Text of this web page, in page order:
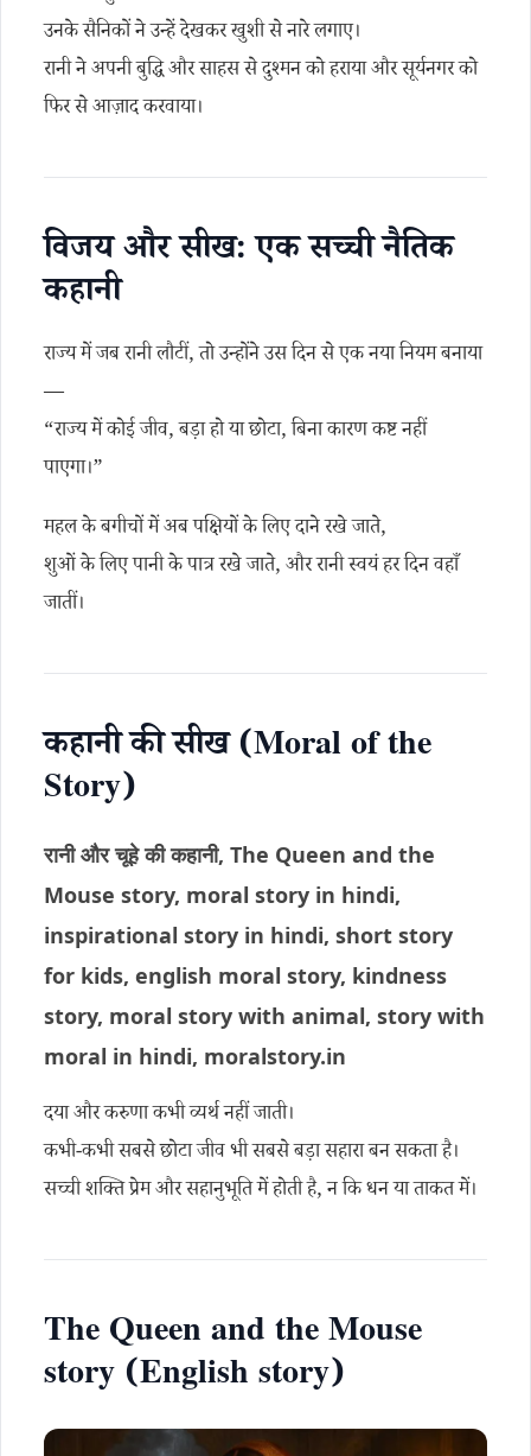
उनके सैनिकों ने उन्हें देखकर खुशी से नारे लगाए।
रानी ने अपनी बुद्धि और साहस से दुश्मन को हराया और सूर्यनगर को
फिर से आज़ाद करवाया।
विजय और सीख: एक सच्ची नैतिक
कहानी
राज्य में जब रानी लौटीं, तो उन्होंने उस दिन से एक नया नियम बनाया
—
“राज्य में कोई जीव, बड़ा हो या छोटा, बिना कारण कष्ट नहीं
पाएगा।”
महल के बगीचों में अब पक्षियों के लिए दाने रखे जाते,
शुओं के लिए पानी के पात्र रखे जाते, और रानी स्वयं हर दिन वहाँ
जातीं।
कहानी की सीख (Moral of the
Story)
रानी और चूहे की कहानी, The Queen and the
Mouse story, moral story in hindi,
inspirational story in hindi, short story
for kids, english moral story, kindness
story, moral story with animal, story with
moral in hindi, moralstory.in
दया और करुणा कभी व्यर्थ नहीं जाती।
कभी-कभी सबसे छोटा जीव भी सबसे बड़ा सहारा बन सकता है।
सच्ची शक्ति प्रेम और सहानुभूति में होती है, न कि धन या ताकत में।
The Queen and the Mouse
story (English story)